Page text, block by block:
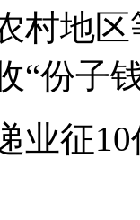
站 村地
“份子
征10